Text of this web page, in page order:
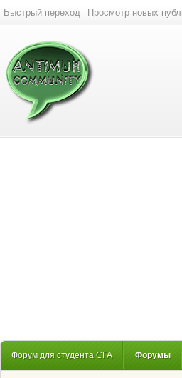
Быстрый переход Просмотр новых
Форум для студента СГА Форумы